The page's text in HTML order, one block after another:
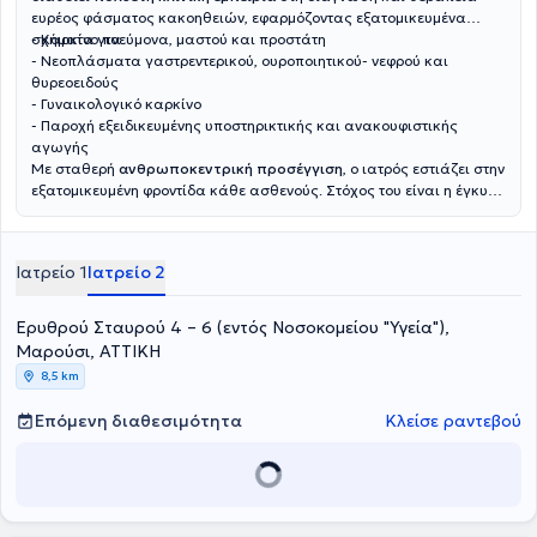
ευρέος φάσματος κακοηθειών, εφαρμόζοντας εξατομικευμένα
σχήματα για:
- Καρκίνο πνεύμονα, μαστού και προστάτη
- Νεοπλάσματα γαστρεντερικού, ουροποιητικού- νεφρού και
θυρεοειδούς
- Γυναικολογικό καρκίνο
- Παροχή εξειδικευμένης υποστηρικτικής και ανακουφιστικής
αγωγής
Με σταθερή ανθρωποκεντρική προσέγγιση, ο ιατρός εστιάζει στην
εξατομικευμένη φροντίδα κάθε ασθενούς. Στόχος του είναι η έγκυρη
οικογενειών τους, διασφαλίζοντας τη βέλτιστη δυνατή ποιότητα
Ιατρείο 1Ιατρείο 2
Ερυθρού Σταυρού 4 – 6 (εντός Νοσοκομείου "Υγεία"),
Μαρούσι, ΑΤΤΙΚΗ
8,5 km
Επόμενη διαθεσιμότητα Κλείσε ραντεβού